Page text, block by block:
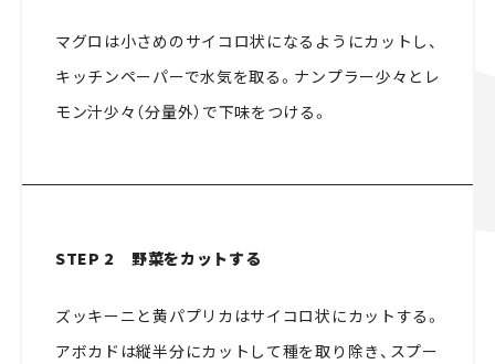
マグロは小さめのサイコロ状になるようにカットし、
キッチンペーパーで水気を取る。ナンプラー少々とレ
モン汁少々（分量外）で下味をつける。
STEP 2 野菜をカットする
ズッキーニと黄パプリカはサイコロ状にカットする。
アボカドは縦半分にカットして種を取り除き、スプー